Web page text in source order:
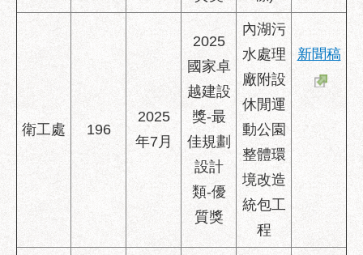
衛工處 196
2025
年7月
2025
國家卓
越建設
獎-最
佳規劃
設計
類-優
質獎
內湖污
水處理
廠附設
休閒運
動公園
整體環
境改造
統包工
程
新聞稿